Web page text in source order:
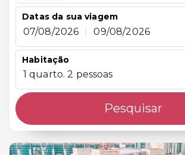
Datas da sua viagem
07/08/2026 09/08/2026
Habitação
1 quarto. 2 pessoas
Pesquisar